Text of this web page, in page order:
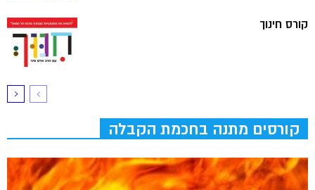
קורס חינוך
קורסים מתנה בחכמת הקבלה